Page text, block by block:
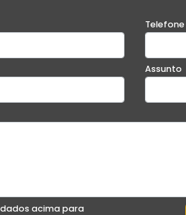
Telefone
Assunto
acima para